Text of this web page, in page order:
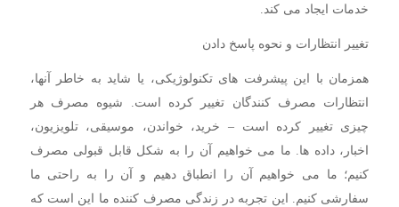
خدمات ایجاد می کند.
تغییر انتظارات و نحوه پاسخ دادن
همزمان با این پیشرفت های تکنولوژیکی، یا شاید به خاطر آنها،
انتظارات مصرف کنندگان تغییر کرده است. شیوه مصرف هر
چیزی تغییر کرده است – خرید، خواندن، موسیقی، تلویزیون،
اخبار، داده ها. ما می خواهیم آن را به شکل قابل قبولی مصرف
کنیم؛ ما می خواهیم آن را انطباق دهیم و آن را به راحتی ما
سفارشی کنیم. این تجربه در زندگی مصرف کننده ما این است که